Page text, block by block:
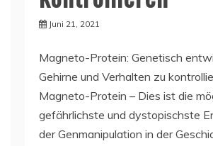
Juni 21, 2021
Magneto-Protein: Genetisch
Gehirne und Verhalten zu
Magneto-Protein – Dies ist die
gefährlichste und dystopischste
der Genmanipulation in der